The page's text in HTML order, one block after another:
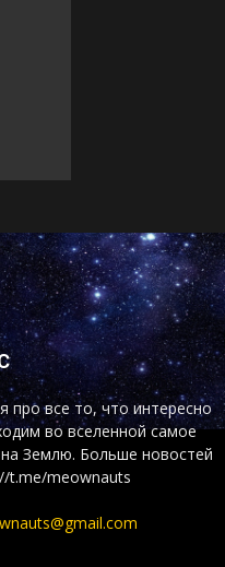
про все то, что интересно
во вселенной самое
Землю. Больше новостей
t.me/meownauts